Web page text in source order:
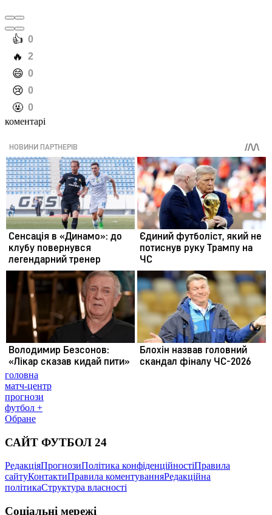
️👍 0
️🔥 2
️😄 0
️😢 0
️🤬 0
коментарі
головна
матч-центр
прогнози
футбол +
Обране
САЙТ ФУТБОЛ 24
РедакціяПрогнозиПолітика конфіденційностіПравила
сайтуКонтактиПравила коментуванняРедакційна
політикаСтруктура власності
Соціальні мережі